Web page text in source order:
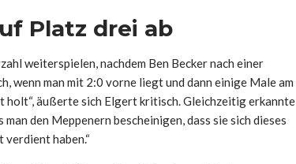
Platz drei ab
weiterspielen, nachdem Ben Becker nach einer
wenn man mit 2:0 vorne liegt und dann einige Male am
holt“, äußerte sich Elgert kritisch. Gleichzeitig erkannte
den Meppenern bescheinigen, dass sie sich dieses
haben.“